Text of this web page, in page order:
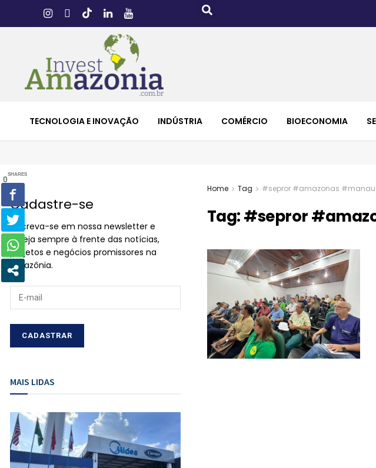
TECNOLOGIA E INOVAÇÃO INDÚSTRIA COMÉRCIO BIOECONOMIA
Home Tag #sepror #amazonas
Tag:#sepror
Cadastre-se
Inscreva-se em nossa newsletter e
esteja sempre à frente das notícias,
projetos e negócios promissores na
Amazônia.
MAIS LIDAS
0
SHARES